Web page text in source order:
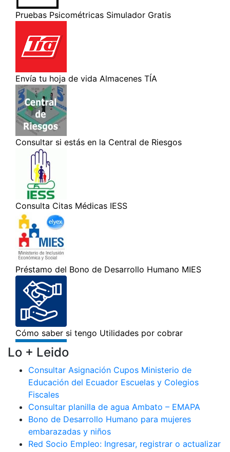
Lo + Leido
Consultar Asignación Cupos Ministerio de
Educación del Ecuador Escuelas y Colegios
Fiscales
Consultar planilla de agua Ambato – EMAPA
Bono de Desarrollo Humano para mujeres
embarazadas y niños
Red Socio Empleo: Ingresar, registrar o actualizar